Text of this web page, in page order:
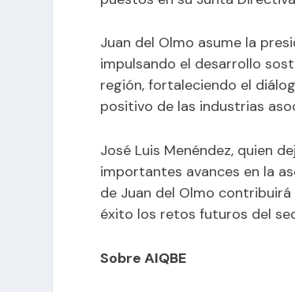
Juan del Olmo asume la
impulsando el desarrollo
región, fortaleciendo el
positivo de las industrias
José Luis Menéndez, quien
importantes avances en la
de Juan del Olmo
éxito los retos futuros del
Sobre AIQBE